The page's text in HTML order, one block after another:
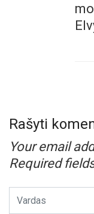
Rašyti
Your email
Required